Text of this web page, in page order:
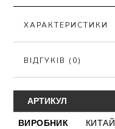
ХАРАКТЕРИСТИКИ
ВІДГУКІВ (0)
АРТИКУЛ
ВИРОБНИК КИТАЙ